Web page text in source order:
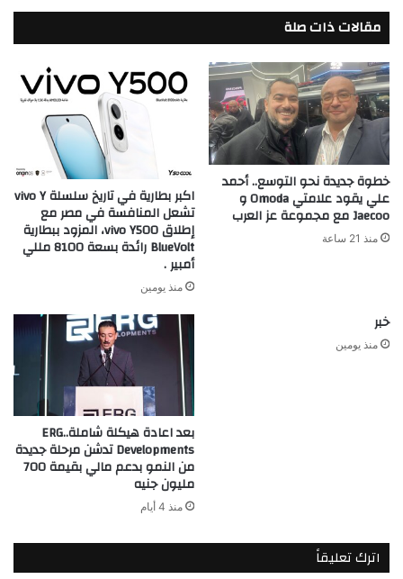
التعاون
الثنائي
المستقبلي
مقالات ذات صلة
خطوة جديدة نحو التوسع.. أحمد
علي يقود علامتي Omoda و
Jaecoo مع مجموعة عز العرب
منذ 21 ساعة
اكبر بطارية في تاريخ سلسلة vivo Y
تشعل المنافسة في مصر مع
إطلاق vivo Y500، المزود ببطارية
BlueVolt رائدة بسعة 8100 مللي
أمبير .
منذ يومين
خبر
منذ يومين
بعد اعادة هيكلة شاملة..ERG
Developments تدشن مرحلة جديدة
من النمو بدعم مالي بقيمة 700
مليون جنيه
منذ 4 أيام
اترك تعليقاً